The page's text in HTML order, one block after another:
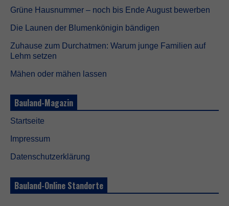
Grüne Hausnummer – noch bis Ende August bewerben
Die Launen der Blumenkönigin bändigen
Zuhause zum Durchatmen: Warum junge Familien auf
Lehm setzen
Mähen oder mähen lassen
Bauland-Magazin
Startseite
Impressum
Datenschutzerklärung
Bauland-Online Standorte